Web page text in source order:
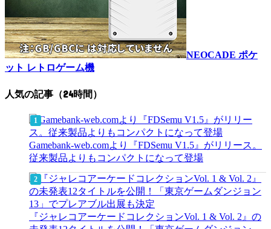
NEOCADE ポケ
ット レトロゲーム機
人気の記事（24時間）
Gamebank-web.comより『FDSemu V1.5』がリリース。
従来製品よりもコンパクトになって登場
『ジャレコアーケードコレクションVol. 1 & Vol. 2』の